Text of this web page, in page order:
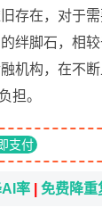
存在，对于
绊脚石，相
机构，在不
担。
支付
率 免费降重